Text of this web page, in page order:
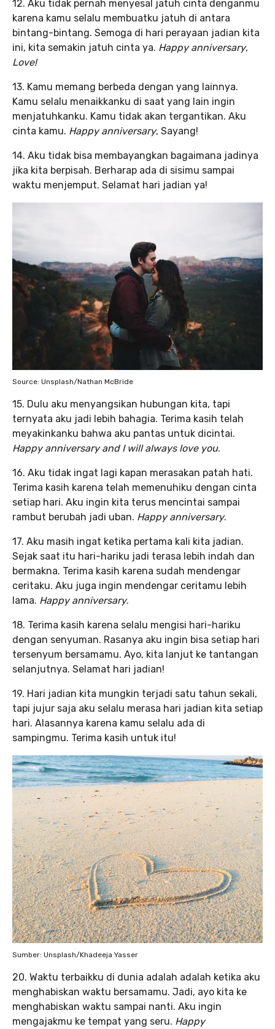
12. Aku tidak pernah menyesal jatuh cinta denganmu
karena kamu selalu membuatku jatuh di antara
bintang-bintang. Semoga di hari perayaan jadian kita
ini, kita semakin jatuh cinta ya. Happy anniversary,
Love!
13. Kamu memang berbeda dengan yang lainnya.
Kamu selalu menaikkanku di saat yang lain ingin
menjatuhkanku. Kamu tidak akan tergantikan. Aku
cinta kamu. Happy anniversary, Sayang!
14. Aku tidak bisa membayangkan bagaimana jadinya
jika kita berpisah. Berharap ada di sisimu sampai
waktu menjemput. Selamat hari jadian ya!
Source: Unsplash/Nathan McBride
15. Dulu aku menyangsikan hubungan kita, tapi
ternyata aku jadi lebih bahagia. Terima kasih telah
meyakinkanku bahwa aku pantas untuk dicintai.
Happy anniversary and I will always love you.
16. Aku tidak ingat lagi kapan merasakan patah hati.
Terima kasih karena telah memenuhiku dengan cinta
setiap hari. Aku ingin kita terus mencintai sampai
rambut berubah jadi uban. Happy anniversary.
17. Aku masih ingat ketika pertama kali kita jadian.
Sejak saat itu hari-hariku jadi terasa lebih indah dan
bermakna. Terima kasih karena sudah mendengar
ceritaku. Aku juga ingin mendengar ceritamu lebih
lama. Happy anniversary.
18. Terima kasih karena selalu mengisi hari-hariku
dengan senyuman. Rasanya aku ingin bisa setiap hari
tersenyum bersamamu. Ayo, kita lanjut ke tantangan
selanjutnya. Selamat hari jadian!
19. Hari jadian kita mungkin terjadi satu tahun sekali,
tapi jujur saja aku selalu merasa hari jadian kita setiap
hari. Alasannya karena kamu selalu ada di
sampingmu. Terima kasih untuk itu!
Sumber: Unsplash/Khadeeja Yasser
20. Waktu terbaikku di dunia adalah adalah ketika aku
menghabiskan waktu bersamamu. Jadi, ayo kita ke
menghabiskan waktu sampai nanti. Aku ingin
mengajakmu ke tempat yang seru. Happy